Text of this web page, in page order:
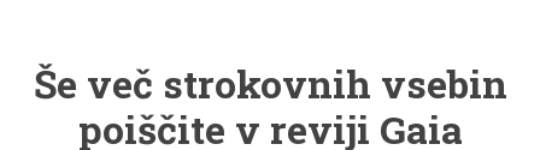
Še več strokovnih vsebin
poiščite v reviji Gaia